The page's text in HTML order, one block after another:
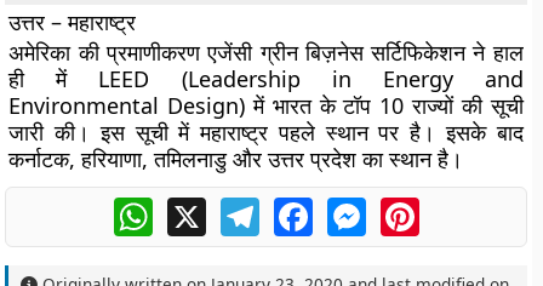
उत्तर – महाराष्ट्र
अमेरिका की प्रमाणीकरण एजेंसी ग्रीन बिज़नेस सर्टिफिकेशन ने हाल
ही में LEED (Leadership in Energy and
Environmental Design) में भारत के टॉप 10 राज्यों की सूची
जारी की। इस सूची में महाराष्ट्र पहले स्थान पर है। इसके बाद
कर्नाटक, हरियाणा, तमिलनाडु और उत्तर प्रदेश का स्थान है।
WhatsApp
X TelegramFacebookMessengerPinterest